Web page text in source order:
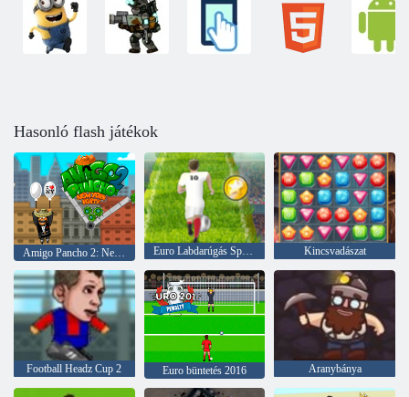
Hasonló flash játékok
Amigo Pancho 2: New York -i party Euro Labdarúgás Sprint Kincsvadászat
Football Headz Cup 2 Euro büntetés 2016 Aranybánya